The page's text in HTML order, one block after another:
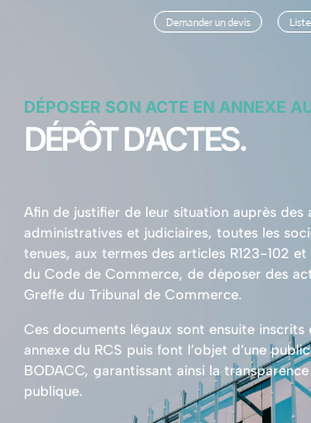
Demander un devis
DÉPOSER SON ACTE EN ANNEXE
DÉPÔT D’ACTES.
Afin de justifier de leur situation auprès des
administratives et judiciaires, toutes les
tenues, aux termes des articles R123-102 et
du Code de Commerce, de déposer des
Greffe du Tribunal de Commerce.
Ces documents légaux sont ensuite inscrits
annexe du RCS puis font l’objet d’une
BODACC, garantissant ainsi la
publique.